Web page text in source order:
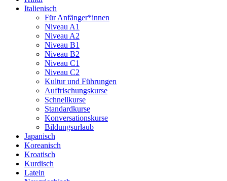
Italienisch
Für Anfänger*innen
Niveau A1
Niveau A2
Niveau B1
Niveau B2
Niveau C1
Niveau C2
Kultur und Führungen
Auffrischungskurse
Schnellkurse
Standardkurse
Konversationskurse
Bildungsurlaub
Japanisch
Koreanisch
Kroatisch
Kurdisch
Latein